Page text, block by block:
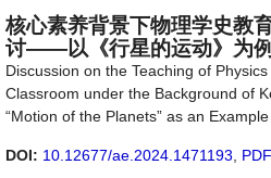
核心素养背景下物理学史教
讨——以《行星的运动》为例
Discussion on the Teaching of
Classroom under the Background of
“Motion of the Planets” as an Example
DOI: 10.12677/ae.2024.1471193 PDF,